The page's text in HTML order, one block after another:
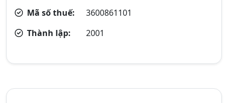
Mã số thuế:
3600861101
Thành lập:
2001